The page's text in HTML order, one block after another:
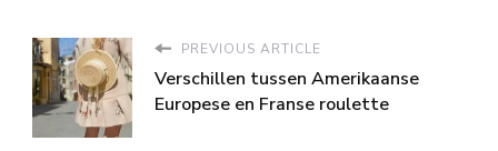
PREVIOUS ARTICLE
Verschillen tussen Amerikaanse
Europese en Franse roulette